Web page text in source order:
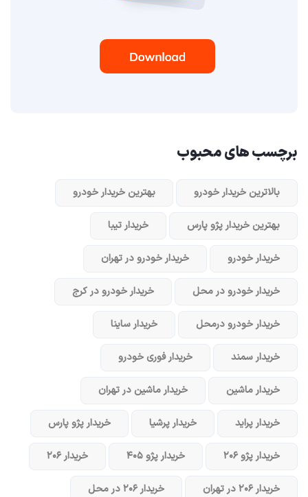
برچسب های محبوب
بالاترین خریدار خودرو بهترین خریدار خودرو
بهترین خریدار پژو پارس خریدار تیبا
خریدار خودرو خریدار خودرو در تهران
خریدار خودرو در محل خریدار خودرو در کرج
خریدار خودرو در‌محل خریدار ساینا
خریدار سمند خریدار فوری خودرو
خریدار ماشین خریدار ماشین در تهران
خریدار پراید خریدار پرشیا خریدار پژو پارس
خریدار پژو ۲۰۶ خریدار پژو ۴۰۵ خریدار ۲۰۶
خریدار ۲۰۶ در تهران خریدار ۲۰۶ در محل